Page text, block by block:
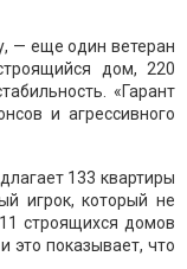
— еще один ветеран
дом, 220
«Гарант
и агрессивного
133 квартиры
игрок, который не
строящихся домов
это показывает, что